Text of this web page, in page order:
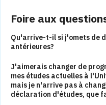
Foire aux
Qu'arrive-t-il si j'omets de
antérieures?
J'aimerais changer de
mes études actuelles à
mais je n'arrive pas à
déclaration d'études, que